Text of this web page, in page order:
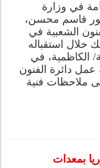
في وزارة
قاسم محسن،
الشعبية في
خلال استقباله
الكاظمية، في
دائرة الفنون
ملاحظات فنية
بمعدات